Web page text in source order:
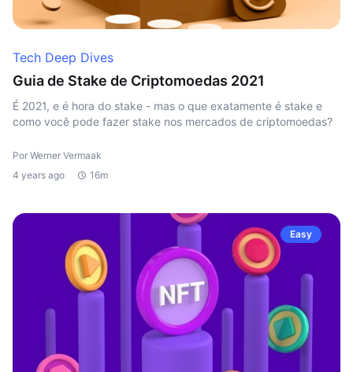
Tech Deep Dives
Guia de Stake de Criptomoedas 2021
É 2021, e é hora do stake - mas o que exatamente é stake e
como você pode fazer stake nos mercados de criptomoedas?
Por Werner Vermaak
4 years ago
16m
Easy